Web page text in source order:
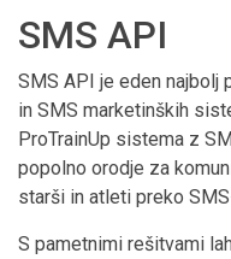
SMS API
SMS API je eden najbolj
in SMS marketinških
ProTrainUp sistema z
popolno orodje za
starši in atleti preko
S pametnimi rešitvami